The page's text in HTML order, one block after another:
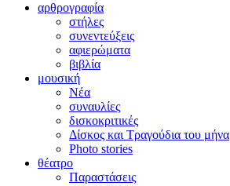
αρθρογραφία
στήλες
συνεντεύξεις
αφιερώματα
βιβλία
μουσική
Νέα
συναυλίες
δισκοκριτικές
Δίσκος και Τραγούδια του μήνα
Photo stories
θέατρο
Παραστάσεις